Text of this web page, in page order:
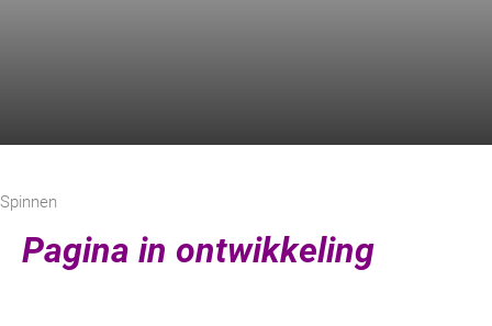
Spinnen
Pagina in ontwikkeling